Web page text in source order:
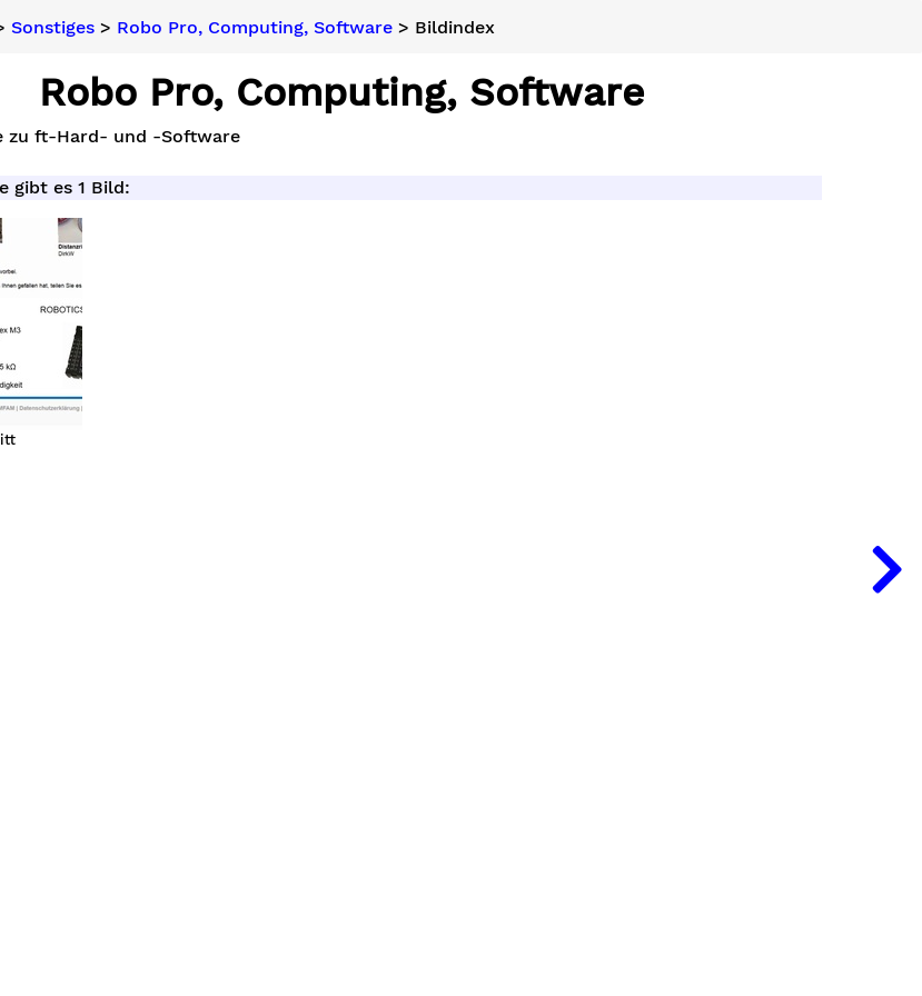
Sonstiges> Robo Pro, Computing, Software> Bildindex
Robo Pro, Computing, Software
zu ft-Hard- und -Software
gibt es 1 Bild: